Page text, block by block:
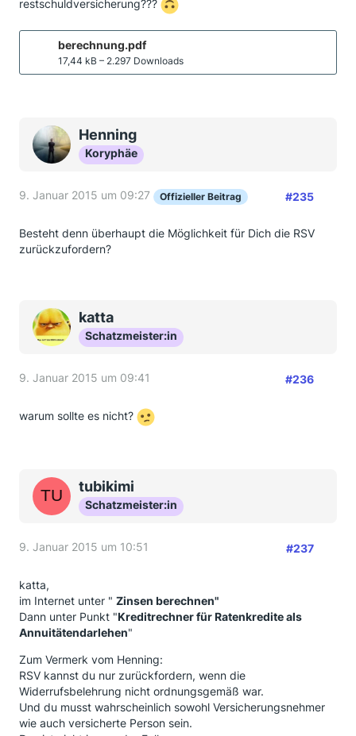
restschuldversicherung???
berechnung.pdf
17,44 kB – 2.297 Downloads
Henning
Koryphäe
9. Januar 2015 um 09:27 Offizieller Beitrag #235
Besteht denn überhaupt die Möglichkeit für Dich die RSV
zurückzufordern?
katta
Schatzmeister:in
9. Januar 2015 um 09:41 #236
warum sollte es nicht?
tubikimi
Schatzmeister:in
9. Januar 2015 um 10:51 #237
katta,
im Internet unter " Zinsen berechnen"
Dann unter Punkt "Kreditrechner für Ratenkredite als
Annuitätendarlehen"
Zum Vermerk vom Henning:
RSV kannst du nur zurückfordern, wenn die
Widerrufsbelehrung nicht ordnungsgemäß war.
Und du musst wahrscheinlich sowohl Versicherungsnehmer
wie auch versicherte Person sein.